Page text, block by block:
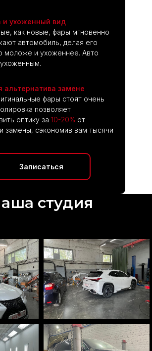
альтернатива замене
фары стоят очень
позволяет
оптику за 10-20% от
замены, сэкономив вам тысячи
и ухоженный вид
как новые, фары мгновенно
автомобиль, делая его
моложе и ухоженнее. Авто
Записаться
студия
под
в Хабаровске
услуг
и покраске